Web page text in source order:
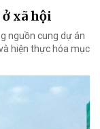
xã hội
nguồn cung dự án
hiện thực hóa mục